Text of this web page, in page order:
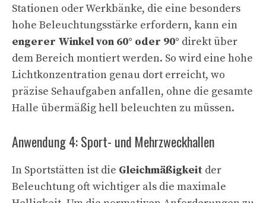
Stationen oder Werkbänke, die eine besonders
hohe Beleuchtungsstärke erfordern, kann ein
engerer Winkel von 60° oder 90° direkt über
dem Bereich montiert werden. So wird eine hohe
Lichtkonzentration genau dort erreicht, wo
präzise Sehaufgaben anfallen, ohne die gesamte
Halle übermäßig hell beleuchten zu müssen.
Anwendung 4: Sport- und Mehrzweckhallen
In Sportstätten ist die Gleichmäßigkeit der
Beleuchtung oft wichtiger als die maximale